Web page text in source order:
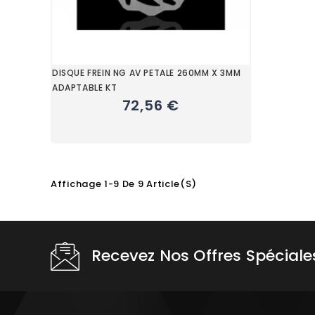
DISQUE FREIN NG AV PETALE 260MM X 3MM
ADAPTABLE KT
72,56 €
Affichage 1-9 De 9 Article(s)
Recevez Nos Offres